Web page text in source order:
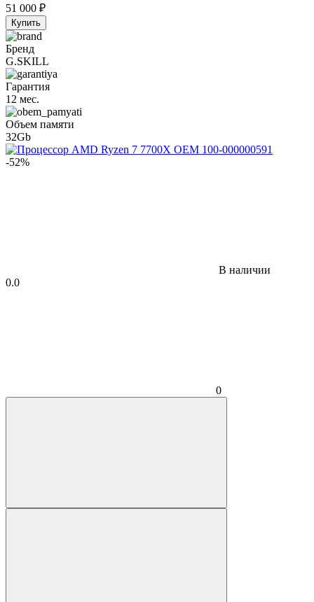
51 000 ₽
Купить
Бренд
G.SKILL
Гарантия
12 мес.
Объем памяти
32Gb
-52%
В наличии
0.0
0